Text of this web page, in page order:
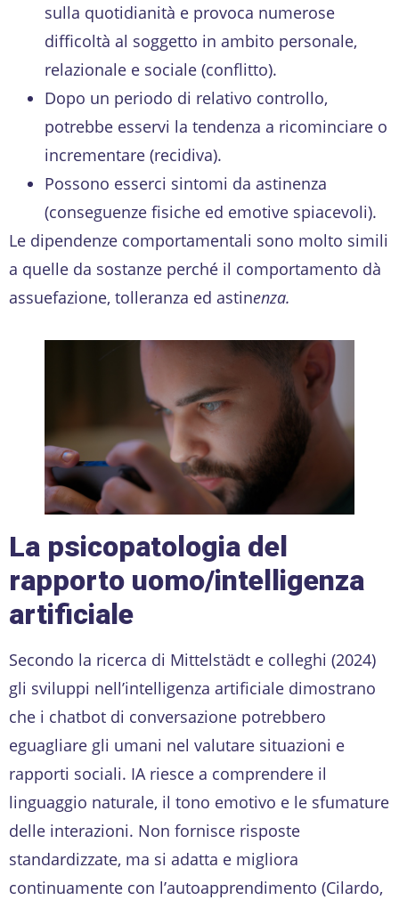
sulla quotidianità e provoca numerose
difficoltà al soggetto in ambito personale,
relazionale e sociale (conflitto).
Dopo un periodo di relativo controllo,
potrebbe esservi la tendenza a ricominciare o
incrementare (recidiva).
Possono esserci sintomi da astinenza
(conseguenze fisiche ed emotive spiacevoli).
Le dipendenze comportamentali sono molto simili
a quelle da sostanze perché il comportamento dà
assuefazione, tolleranza ed astinenza.
La psicopatologia del
rapporto uomo/intelligenza
artificiale
Secondo la ricerca di Mittelstädt e colleghi (2024)
gli sviluppi nell’intelligenza artificiale dimostrano
che i chatbot di conversazione potrebbero
eguagliare gli umani nel valutare situazioni e
rapporti sociali. IA riesce a comprendere il
linguaggio naturale, il tono emotivo e le sfumature
delle interazioni. Non fornisce risposte
standardizzate, ma si adatta e migliora
continuamente con l’autoapprendimento (Cilardo,